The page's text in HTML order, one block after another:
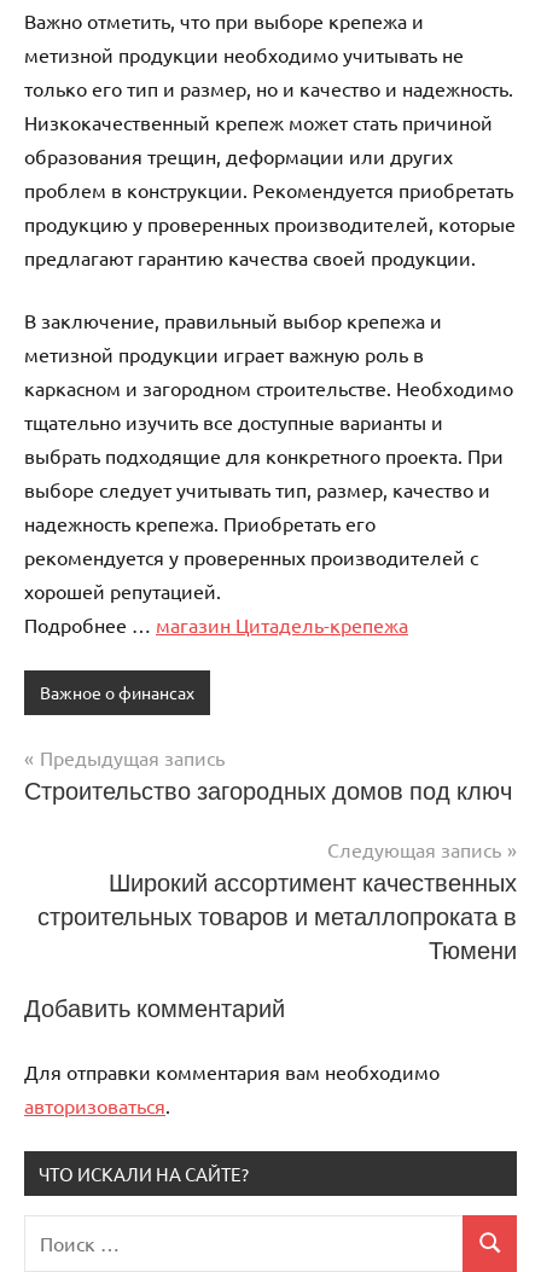
Важно отметить, что при выборе крепежа и
метизной продукции необходимо учитывать не
только его тип и размер, но и качество и надежность.
Низкокачественный крепеж может стать причиной
образования трещин, деформации или других
проблем в конструкции. Рекомендуется приобретать
продукцию у проверенных производителей, которые
предлагают гарантию качества своей продукции.
В заключение, правильный выбор крепежа и
метизной продукции играет важную роль в
каркасном и загородном строительстве. Необходимо
тщательно изучить все доступные варианты и
выбрать подходящие для конкретного проекта. При
выборе следует учитывать тип, размер, качество и
надежность крепежа. Приобретать его
рекомендуется у проверенных производителей с
хорошей репутацией.
Подробнее … магазин Цитадель-крепежа
Важное о финансах
Навигация
записям
Предыдущая запись
Строительство загородных домов под ключ
Следующая запись
Широкий ассортимент качественных
строительных товаров и металлопроката в
Тюмени
Добавить комментарий
Для отправки комментария вам необходимо
авторизоваться
ЧТО ИСКАЛИ НА САЙТЕ?
для:
Поиск